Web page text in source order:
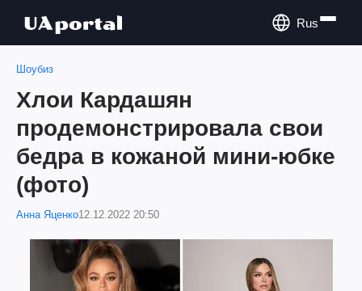
Rus
Шоубиз
Хлои Кардашян
продемонстрировала свои
бедра в кожаной мини-юбке
(фото)
Анна Яценко12.12.2022 20:50